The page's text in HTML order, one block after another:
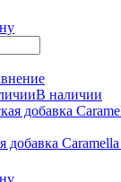
В наличии
добавка